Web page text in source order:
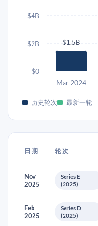
$1.5B
Mar 2024
$0
$2B
$4B
历史轮次 最新一轮
日期 轮次
Nov
2025
Series E
(2025)
Feb
2025
Series D
(2025)